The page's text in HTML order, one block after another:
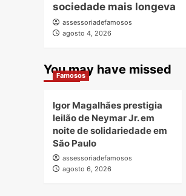
sociedade mais longeva
assessoriadefamosos
agosto 4, 2026
You may have missed
Famosos
Igor Magalhães prestigia
leilão de Neymar Jr. em
noite de solidariedade em
São Paulo
assessoriadefamosos
agosto 6, 2026